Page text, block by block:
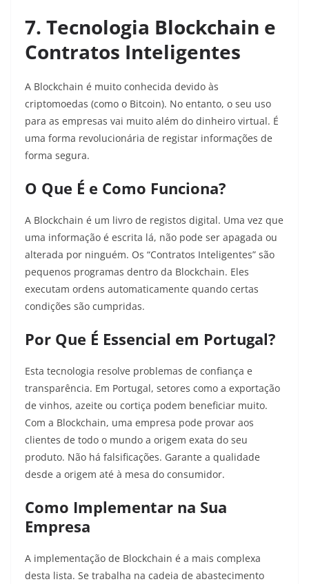
7. Tecnologia Blockchain e
Contratos Inteligentes
A Blockchain é muito conhecida devido às
criptomoedas (como o Bitcoin). No entanto, o seu uso
para as empresas vai muito além do dinheiro virtual. É
uma forma revolucionária de registar informações de
forma segura.
O Que É e Como Funciona?
A Blockchain é um livro de registos digital. Uma vez que
uma informação é escrita lá, não pode ser apagada ou
alterada por ninguém. Os “Contratos Inteligentes” são
pequenos programas dentro da Blockchain. Eles
executam ordens automaticamente quando certas
condições são cumpridas.
Por Que É Essencial em Portugal?
Esta tecnologia resolve problemas de confiança e
transparência. Em Portugal, setores como a exportação
de vinhos, azeite ou cortiça podem beneficiar muito.
Com a Blockchain, uma empresa pode provar aos
clientes de todo o mundo a origem exata do seu
produto. Não há falsificações. Garante a qualidade
desde a origem até à mesa do consumidor.
Como Implementar na Sua
Empresa
A implementação de Blockchain é a mais complexa
desta lista. Se trabalha na cadeia de abastecimento